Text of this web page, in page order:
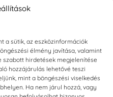
a sütik, az eszközinformációk
élmény javítása, valamint
hirdetések megjelenítése
hozzájárulás lehetővé teszi
mint a böngészési viselkedés
Ha nem járul hozzá, vagy